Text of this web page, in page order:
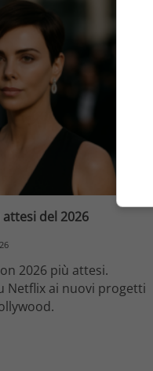
del 2026
2026 più attesi.
Netflix ai nuovi progetti